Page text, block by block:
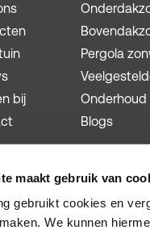
maakt gebruik van
gebruikt cookies en
We kunnen
bij
Pergola
Onderhoud
Blogs